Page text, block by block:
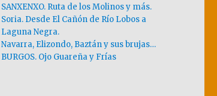
SANXENXO. Ruta de los Molinos y más.
Soria. Desde El Cañón de Río Lobos a
Laguna Negra.
Navarra, Elizondo, Baztán y sus brujas…
BURGOS. Ojo Guareña y Frías